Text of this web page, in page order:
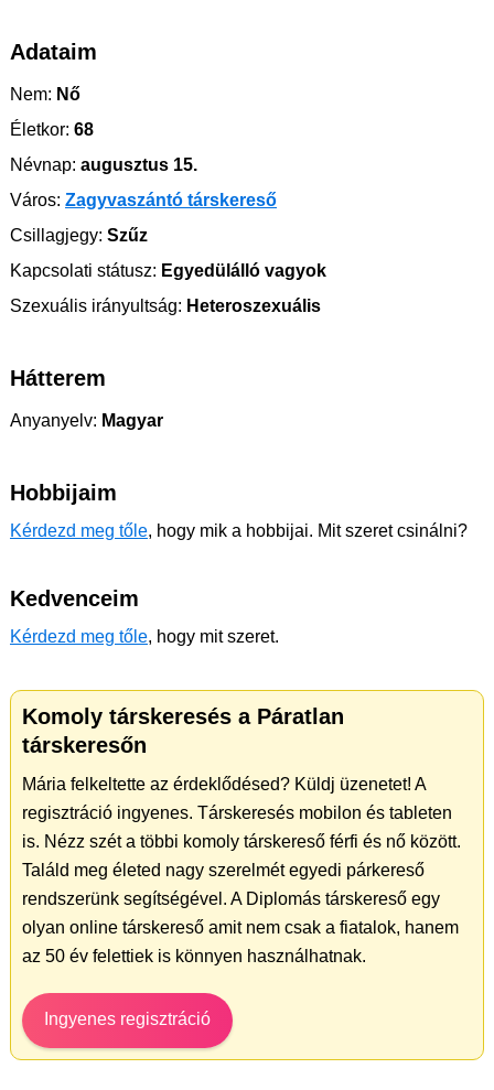
Adataim
Nem: Nő
Életkor: 68
Névnap: augusztus 15.
Város: Zagyvaszántó társkereső
Csillagjegy: Szűz
Kapcsolati státusz: Egyedülálló vagyok
Szexuális irányultság: Heteroszexuális
Hátterem
Anyanyelv: Magyar
Hobbijaim
Kérdezd meg tőle, hogy mik a hobbijai. Mit szeret csinálni?
Kedvenceim
Kérdezd meg tőle, hogy mit szeret.
Komoly társkeresés a Páratlan
társkeresőn
Mária felkeltette az érdeklődésed? Küldj üzenetet! A
regisztráció ingyenes. Társkeresés mobilon és tableten
is. Nézz szét a többi komoly társkereső férfi és nő között.
Találd meg életed nagy szerelmét egyedi párkereső
rendszerünk segítségével. A Diplomás társkereső egy
olyan online társkereső amit nem csak a fiatalok, hanem
az 50 év felettiek is könnyen használhatnak.
Ingyenes regisztráció